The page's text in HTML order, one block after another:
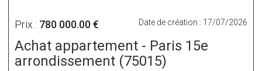
Prix : 780 000.00 € Date de création : 17/07/2026
Achat appartement - Paris 15e
arrondissement (75015)